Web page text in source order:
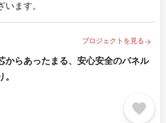
ます。
プロジェクトを見る arrow_forward
からあったまる、安心安全のパネル
favorite